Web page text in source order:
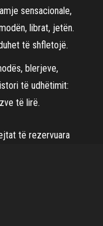
sensacionale,
librat, jetën.
të shfletojë.
blerjeve,
të udhëtimit:
të lirë.
të rezervuara